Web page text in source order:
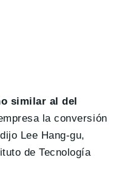
similar al del
la conversión
Lee Hang-gu,
de Tecnología